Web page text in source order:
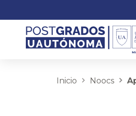
Inicio Noocs